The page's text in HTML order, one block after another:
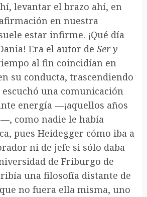
levantar el brazo ahí, en
en nuestra
estar infirme. ¡Qué día
Era el autor de Ser y
al fin coincidían en
su conducta, trascendiendo
escuchó una comunicación
energía —¡aquellos años
como nadie le había
pues Heidegger cómo iba a
ni de jefe si sólo daba
de Friburgo de
una filosofía distante de
no fuera ella misma, uno